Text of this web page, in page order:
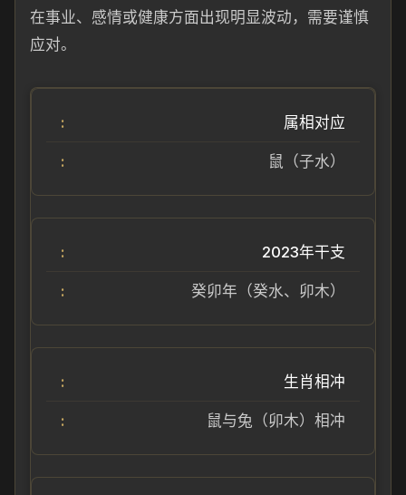
在事业、感情或健康方面出现明显波动，需要谨慎
应对。
属相对应
鼠（子水）
2023年干支
癸卯年（癸水、卯木）
生肖相冲
鼠与兔（卯木）相冲